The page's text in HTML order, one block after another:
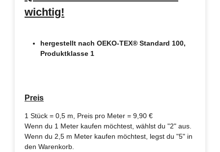
wichtig!
hergestellt nach OEKO-TEX® Standard 100,
Produktklasse 1
Preis
1 Stück = 0,5 m, Preis pro Meter = 9,90 €
Wenn du 1 Meter kaufen möchtest, wählst du "2" aus.
Wenn du 2,5 m Meter kaufen möchtest, legst du "5" in
den Warenkorb.